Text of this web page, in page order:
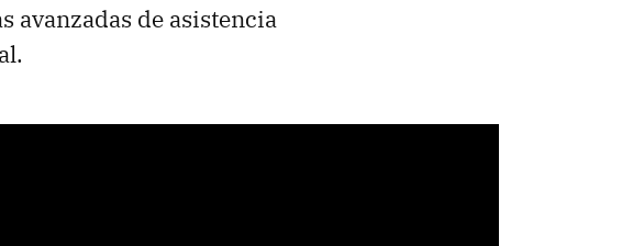
avanzadas de asistencia